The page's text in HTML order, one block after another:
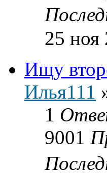
25 ноя
Ищу
Илья111
1
9001